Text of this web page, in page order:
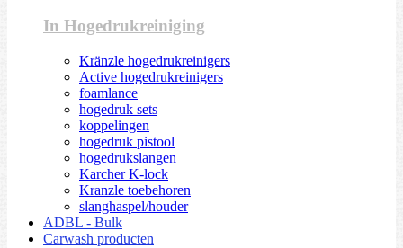
In Hogedrukreiniging
Kränzle hogedrukreinigers
Active hogedrukreinigers
foamlance
hogedruk sets
koppelingen
hogedruk pistool
hogedrukslangen
Karcher K-lock
Kranzle toebehoren
slanghaspel/houder
ADBL - Bulk
Carwash producten